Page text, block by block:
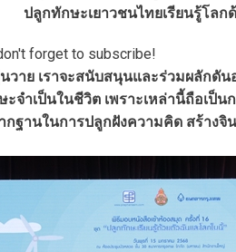
ปลูกทักษะเยาวชนไทยเรียนรู้โลก
forget to subscribe!
าย เราจะสนับสนุนและร่วมผลักดัน
จำเป็นในชีวิต เพราะเหล่านี้ถือเป็
กฐานในการปลูกฝังความคิด สร้าง